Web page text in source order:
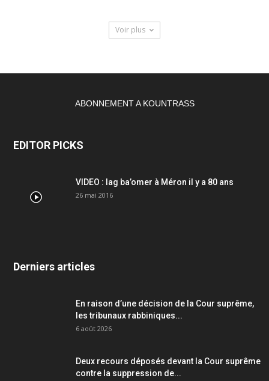
Voir plus
ABONNEMENT A KOUNTRASS
EDITOR PICKS
VIDEO : lag ba’omer à Méron il y a 80 ans
26 mai 2016
Derniers articles
En raison d’une décision de la Cour suprême,
les tribunaux rabbiniques...
6 août 2026
Deux recours déposés devant la Cour suprême
contre la suppression de...